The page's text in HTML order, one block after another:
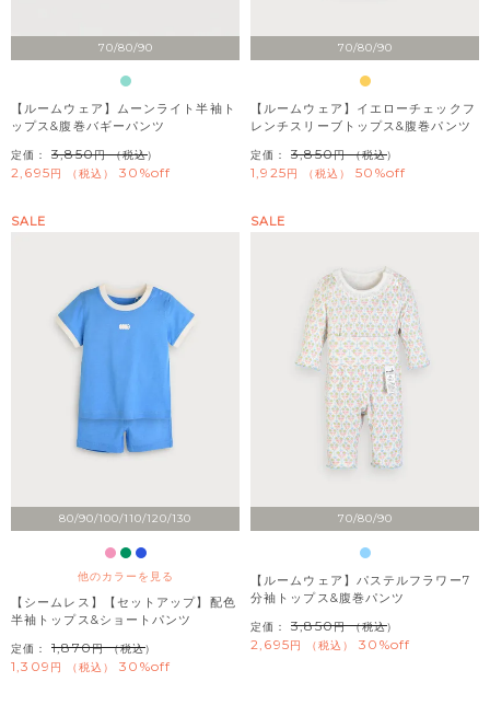
70/80/90
【ルームウェア】ムーンライト半袖ト
ップス&腹巻バギーパンツ
定価： 3,850 （税込）
2,695 税込 30%off
70/80/90
【ルームウェア】イエローチェックフ
レンチスリーブトップス&腹巻パンツ
定価： 3,850 （税込）
1,925 税込 50%off
80/90/100/110/120/130
他のカラーを見る
SALE
【シームレス】【セットアップ】配色
半袖トップス&ショートパンツ
定価： 1,870 （税込）
1,309 税込 30%off
70/80/90
SALE
【ルームウェア】パステルフラワー7
分袖トップス&腹巻パンツ
定価： 3,850 （税込）
2,695 税込 30%off